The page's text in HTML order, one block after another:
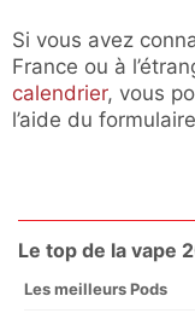
Si vous avez
France ou à
calendrier, vous
l’aide du
Le top de la vape
Les meilleurs Pods